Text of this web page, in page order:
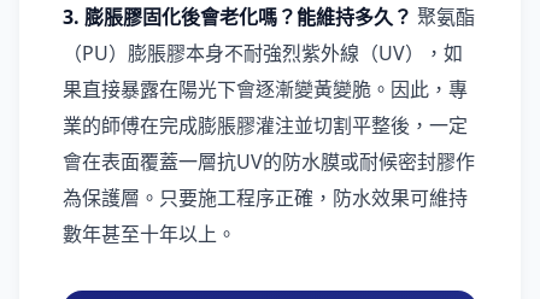
3. 膨脹膠固化後會老化嗎？能維持多久？ 聚氨酯
（PU）膨脹膠本身不耐強烈紫外線（UV），如
果直接暴露在陽光下會逐漸變黃變脆。因此，專
業的師傅在完成膨脹膠灌注並切割平整後，一定
會在表面覆蓋一層抗UV的防水膜或耐候密封膠作
為保護層。只要施工程序正確，防水效果可維持
數年甚至十年以上。